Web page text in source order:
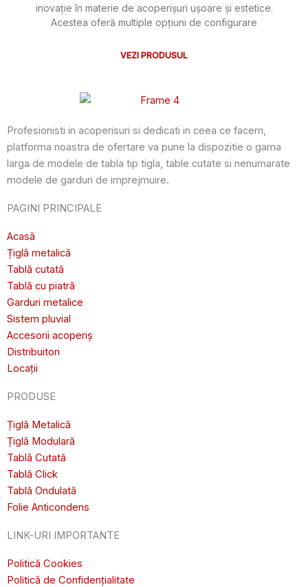
inovație în materie de acoperișuri ușoare și estetice.
Acestea oferă multiple opțiuni de configurare
VEZI PRODUSUL
Profesionisti in acoperisuri si dedicati in ceea ce facem,
platforma noastra de ofertare va pune la dispozitie o gama
larga de modele de tabla tip tigla, table cutate si nenumarate
modele de garduri de imprejmuire.
PAGINI PRINCIPALE
Acasă
Țiglă metalică
Tablă cutată
Tablă cu piatră
Garduri metalice
Sistem pluvial
Accesorii acoperiș
Distribuitori
Locații
PRODUSE
Țiglă Metalică
Țiglă Modulară
Tablă Cutată
Tablă Click
Tablă Ondulată
Folie Anticondens
LINK-URI IMPORTANTE
Politică Cookies
Politică de Confidențialitate